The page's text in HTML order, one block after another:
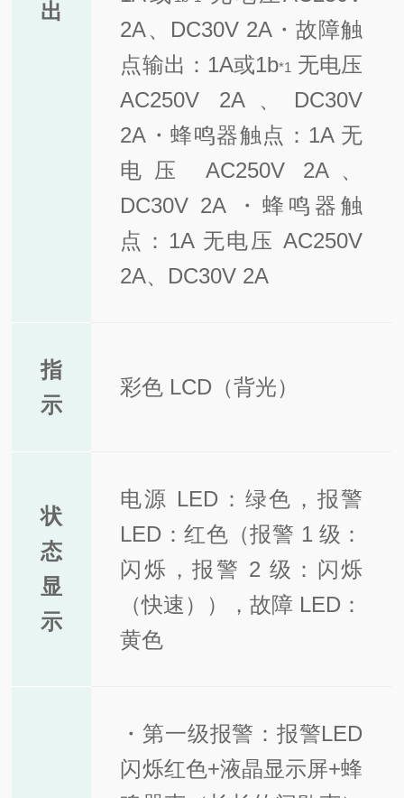
出
2A、DC30V 2A・故障触
点输出：1A或1b*1 无电压
AC250V 2A、DC30V
2A ・蜂鸣器触点：1A 无
电压 AC250V 2A、
DC30V 2A ・蜂鸣器触
点：1A 无电压 AC250V
2A、DC30V 2A
指
示
彩色 LCD（背光）
状
态
显
示
电源 LED：绿色，报警
LED：红色（报警 1 级：
闪烁，报警 2 级：闪烁
（快速）），故障 LED：
黄色
・第一级报警：报警LED
闪烁红色+液晶显示屏+蜂